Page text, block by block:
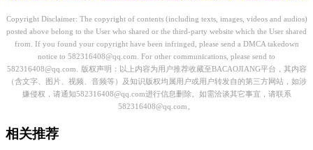
Copyright Disclaimer: The copyright of contents (including texts, images, videos and audios)
posted above belong to the User who shared or the third-party website which the User shared
from. If you found your copyright have been infringed, please send a DMCA takedown
notice to 582316408@qq.com. For other communications, please send to
582316408@qq.com. 版权声明：以上内容为用户推荐收藏至BACAOJIANG平台，其内容
（含文字、图片、视频、音频等）及知识版权均属用户或用户转发自的第三方网站，如涉
嫌侵权，请通知582316408@qq.com进行信息删除。如需洽谈其它事宜，请联系
582316408@qq.com。
相关推荐